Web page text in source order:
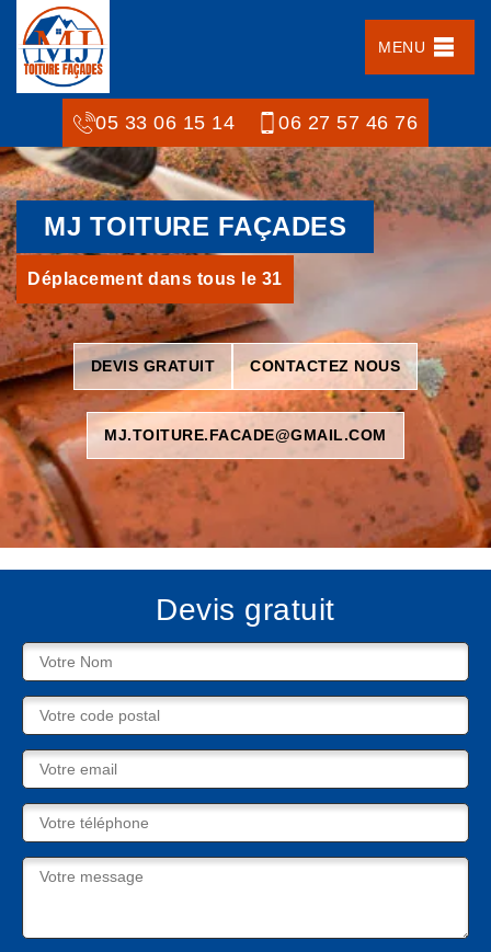
MENU
05 33 06 15 14 06 27 57 46 76
MJ TOITURE FAÇADES
Déplacement dans tous le 31
DEVIS GRATUIT CONTACTEZ NOUS
MJ.TOITURE.FACADE@GMAIL.COM
Devis gratuit